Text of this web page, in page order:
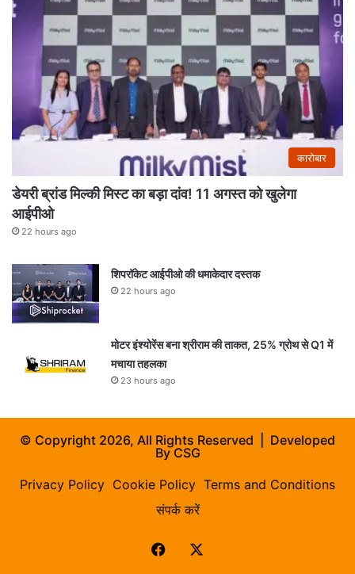
कारोबार
डेयरी ब्रांड मिल्की मिस्ट का बड़ा दांव! 11 अगस्त को खुलेगा
आईपीओ
22 hours ago
शिपरॉकेट आईपीओ की धमाकेदार दस्तक
22 hours ago
मोटर इंश्योरेंस बना श्रीराम की ताकत, 25% ग्रोथ से Q1 में
मचाया तहलका
23 hours ago
© Copyright 2026, All Rights Reserved | Developed
ByCSG
Privacy Policy Cookie Policy Terms and Conditions
संपर्क करें
Facebook